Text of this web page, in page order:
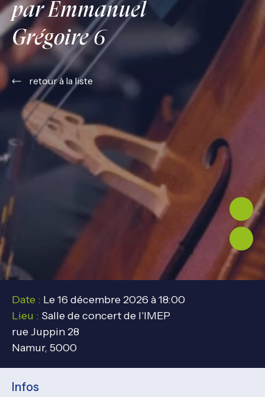
par Emmanuel
Grégoire 6
retour à la liste
Date : Le 16 décembre 2026 à 18:00
Lieu : Salle de concert de l'IMEP
rue Juppin 28
Namur, 5000
Infos